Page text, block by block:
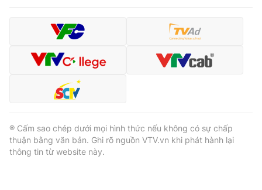
® Cấm sao chép dưới mọi hình thức nếu không có sự chấp
thuận bằng văn bản. Ghi rõ nguồn VTV.vn khi phát hành lại
thông tin từ website này.